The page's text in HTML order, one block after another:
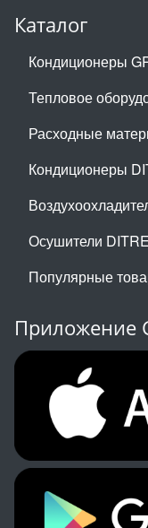
Каталог
Кондиционеры
Тепловое
Расходные
Кондиционеры
Осушители
Популярные
Приложение